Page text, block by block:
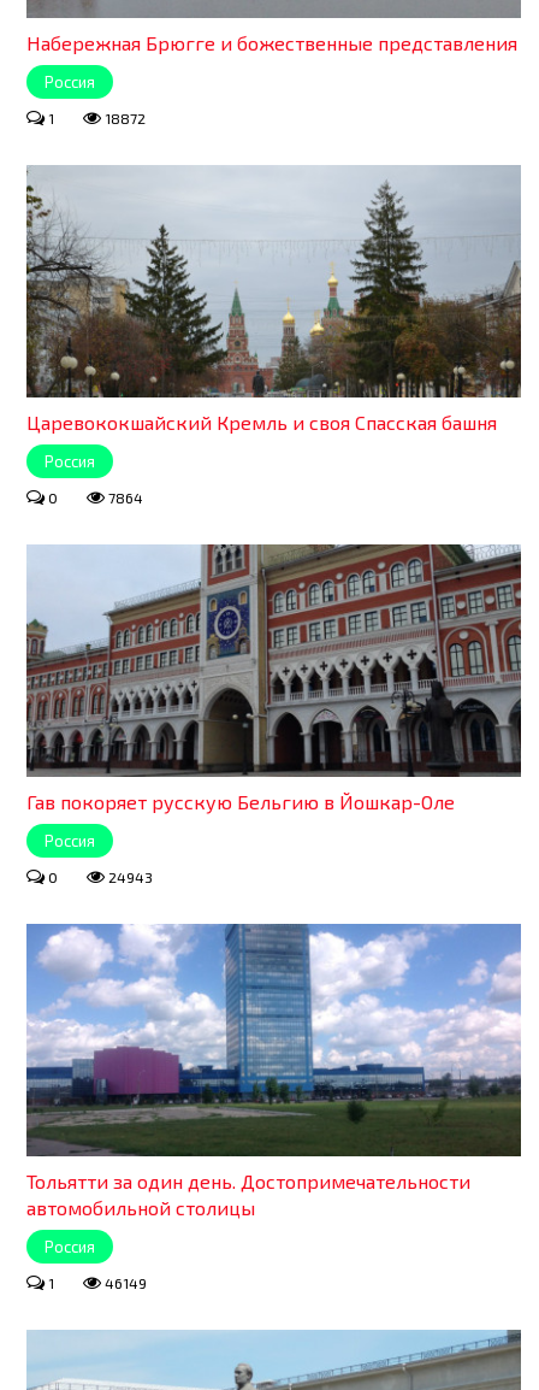
Набережная Брюгге и божественные представления
Россия
1 18872
Царевококшайский Кремль и своя Спасская башня
Россия
0 7864
Гав покоряет русскую Бельгию в Йошкар-Оле
Россия
0 24943
Тольятти за один день. Достопримечательности
автомобильной столицы
Россия
1 46149